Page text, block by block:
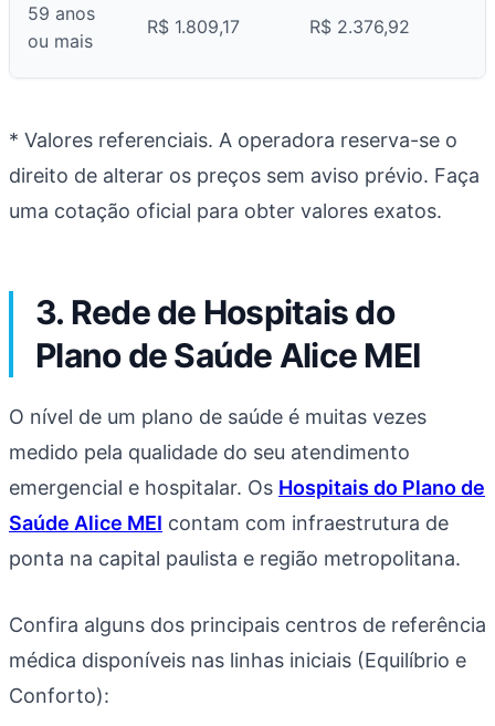
59 anos
ou mais
R$ 1.809,17 R$ 2.376,92
* Valores referenciais. A operadora reserva-se o
direito de alterar os preços sem aviso prévio. Faça
uma cotação oficial para obter valores exatos.
3. Rede de Hospitais do
Plano de Saúde Alice MEI
O nível de um plano de saúde é muitas vezes
medido pela qualidade do seu atendimento
emergencial e hospitalar. Os Hospitais do Plano de
Saúde Alice MEI contam com infraestrutura de
ponta na capital paulista e região metropolitana.
Confira alguns dos principais centros de referência
médica disponíveis nas linhas iniciais (Equilíbrio e
Conforto):